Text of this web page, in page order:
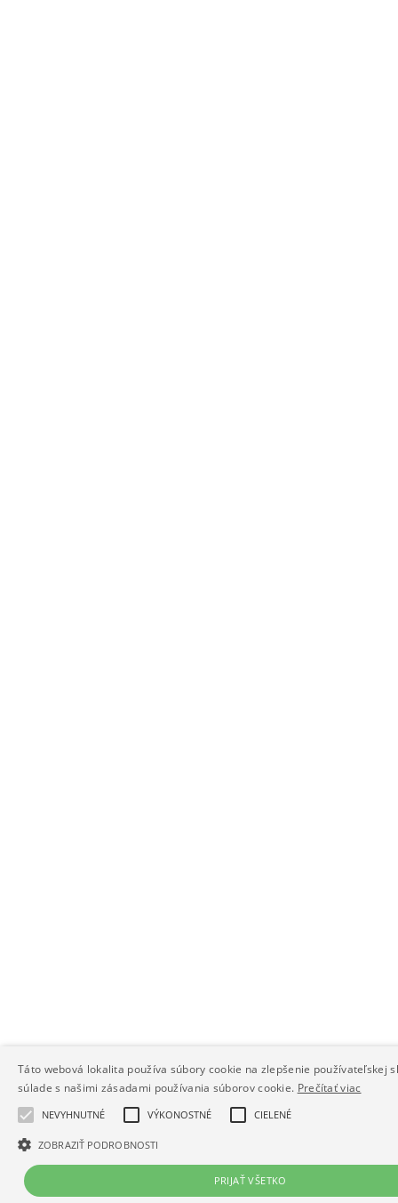
Táto webová lokalita používa súbory cookie na zlepšenie používateľskej
súlade s našimi zásadami používania súborov cookie. Prečítať viac
NEVYHNUTNÉ VÝKONOSTNÉ CIELENÉ
ZOBRAZIŤ PODROBNOSTI
PRIJAŤ VŠETKO